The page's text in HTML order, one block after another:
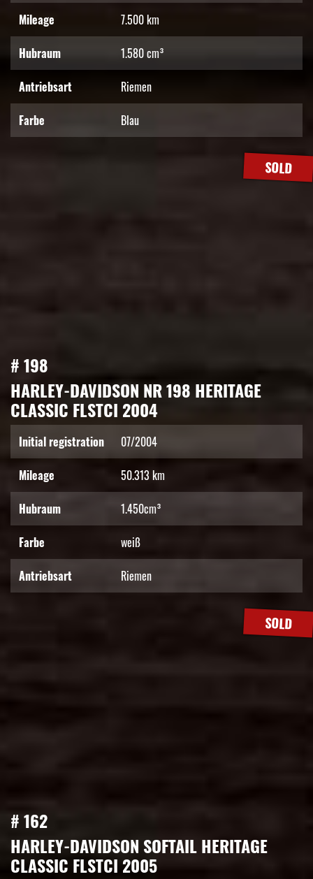
Mileage
7.500 km
Hubraum
1.580 cm³
Antriebsart
Riemen
Farbe
Blau
SOLD
# 198
HARLEY-DAVIDSON NR 198 HERITAGE
CLASSIC FLSTCI 2004
Initial registration
07/2004
Mileage
50.313 km
Hubraum
1.450cm³
Farbe
weiß
Antriebsart
Riemen
SOLD
# 162
HARLEY-DAVIDSON SOFTAIL HERITAGE
CLASSIC FLSTCI 2005